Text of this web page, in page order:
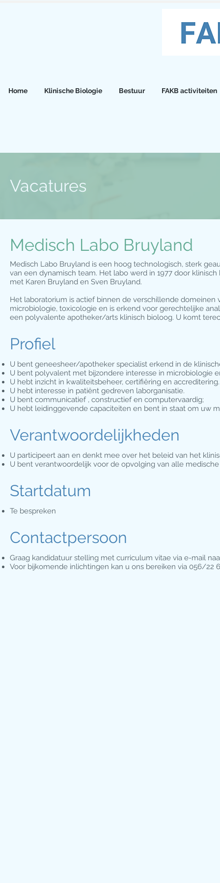
Home Klinische Biologie Bestuur FAKB activiteiten
Vacatures
Medisch Labo Bruyland
Medisch Labo Bruyland is een hoog technologisch, sterk
van een dynamisch team. Het labo werd in 1977 door
met Karen Bruyland en Sven Bruyland.
Het laboratorium is actief binnen de verschillende
microbiologie, toxicologie en is erkend voor gerechtelijke
een polyvalente apotheker/arts klinisch bioloog. U komt
Profiel
U bent geneesheer/apotheker specialist erkend in de
U bent polyvalent met bijzondere interesse in microbiologie
U hebt inzicht in kwaliteitsbeheer, certifiëring en accreditering.
U hebt interesse in patiënt gedreven laborganisatie.
U bent communicatief , constructief en computervaardig;
U hebt leidinggevende capaciteiten en bent in staat om uw
Verantwoordelijkheden
U participeert aan en denkt mee over het beleid van het
U bent verantwoordelijk voor de opvolging van alle
Startdatum
Te bespreken
Contactpersoon
Graag kandidatuur stelling met curriculum vitae via e-mail
Voor bijkomende inlichtingen kan u ons bereiken via 056/22